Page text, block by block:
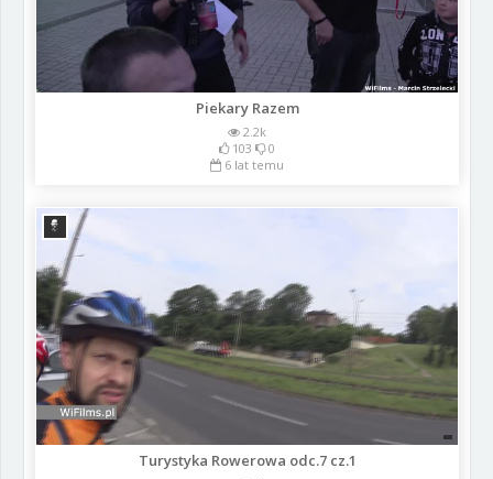
Piekary Razem
2.2k
103
0
6 lat temu
Turystyka Rowerowa odc.7 cz.1